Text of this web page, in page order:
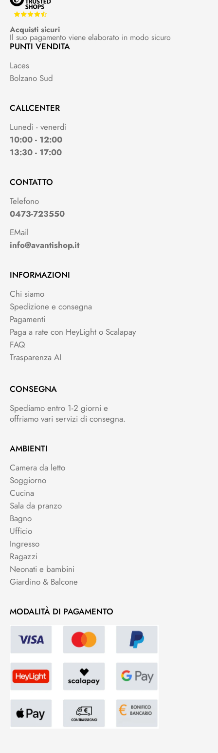
Acquisti sicuri
Il suo pagamento viene elaborato in modo sicuro
PUNTI VENDITA
Laces
Bolzano Sud
CALLCENTER
Lunedì - venerdì
10:00 - 12:00
13:30 - 17:00
CONTATTO
Telefono
0473-723550
EMail
info@avantishop.it
INFORMAZIONI
Chi siamo
Spedizione e consegna
Pagamenti
Paga a rate con HeyLight o Scalapay
FAQ
Trasparenza AI
CONSEGNA
Spediamo entro 1-2 giorni e
offriamo vari servizi di consegna.
AMBIENTI
Camera da letto
Soggiorno
Cucina
Sala da pranzo
Bagno
Ufficio
Ingresso
Ragazzi
Neonati e bambini
Giardino & Balcone
MODALITÀ DI PAGAMENTO